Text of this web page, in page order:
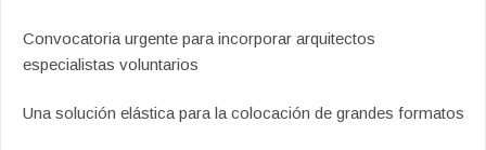
Convocatoria urgente para incorporar arquitectos
especialistas voluntarios
Una solución elástica para la colocación de grandes formatos